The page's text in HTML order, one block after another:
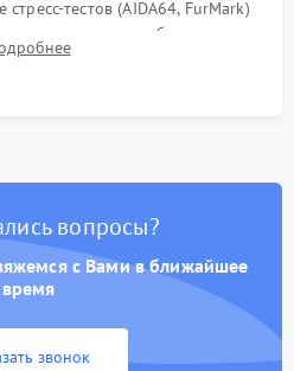
тестов (AIDA64, FurMark)
режима и стабильности
нагрузкой.
вопросы?
с Вами в ближайшее
время
звонок